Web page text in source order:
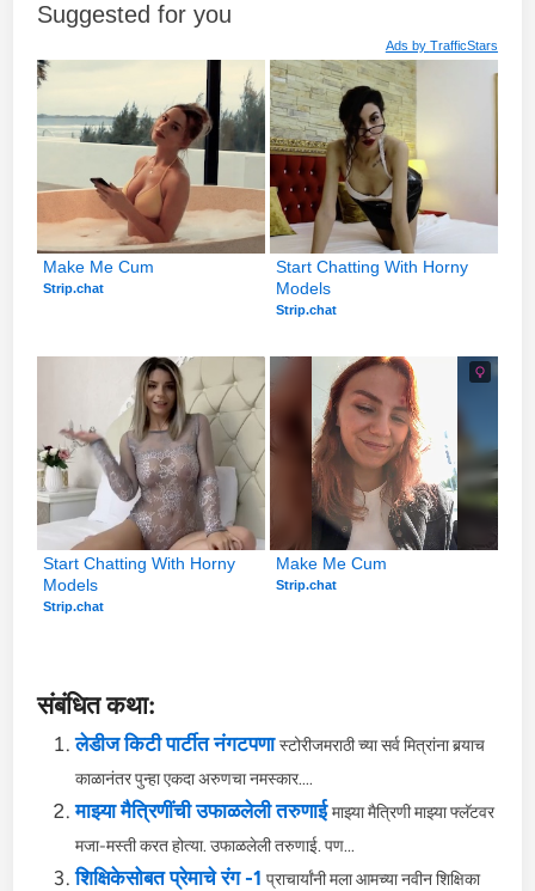
Suggested for you
Ads by TrafficStars
Make Me Cum
Strip.chat
Start Chatting With Horny
Models
Strip.chat
Start Chatting With Horny
Models
Strip.chat
Make Me Cum
Strip.chat
संबंधित कथा:
लेडीज किटी पार्टीत नंगटपणा स्टोरीजमराठी च्या सर्व मित्रांना बर्‍याच
काळानंतर पुन्हा एकदा अरुणचा नमस्कार....
माझ्या मैत्रिणींची उफाळलेली तरुणाई माझ्या मैत्रिणी माझ्या फ्लॅटवर
मजा-मस्ती करत होत्या. उफाळलेली तरुणाई. पण...
शिक्षिकेसोबत प्रेमाचे रंग -1 प्राचार्यांनी मला आमच्या नवीन शिक्षिका